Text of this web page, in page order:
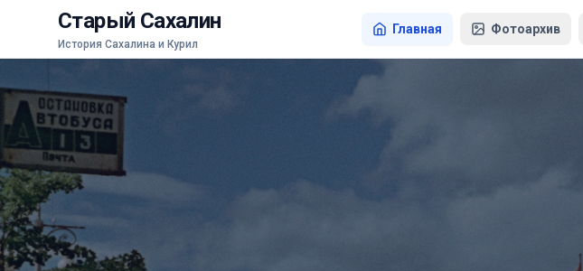
Старый Сахалин
История Сахалина и Курил
Главная Фотоархив